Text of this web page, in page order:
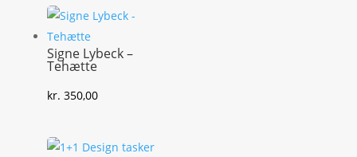
Signe Lybeck –
Tehætte
kr. 350,00